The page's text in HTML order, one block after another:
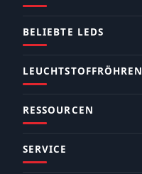
BELIEBTE LEDS
LEUCHTSTOFFRÖHREN
RESSOURCEN
SERVICE